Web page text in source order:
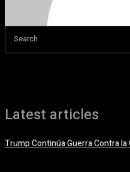
Search
Latest articles
Trump Continúa Guerra Contra